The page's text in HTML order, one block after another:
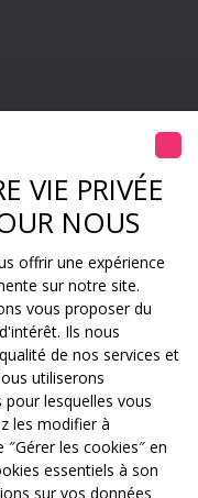
VIE PRIVÉE
NOUS
offrir une expérience
sur notre site.
vous proposer du
Ils nous
de nos services et
utiliserons
lesquelles vous
les modifier à
les cookies″ en
essentiels à son
sur vos données